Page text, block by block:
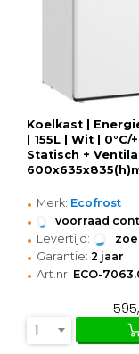
Koelkast |
| 155L | Wit | 0°C/
Statisch +
• Merk: Ecofrost
• voorraad
• Levertijd:
• Garantie: 2 jaar
• Art.nr: ECO-
1